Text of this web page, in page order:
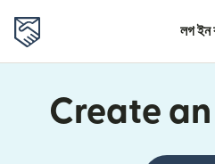
লগ ইন
Create